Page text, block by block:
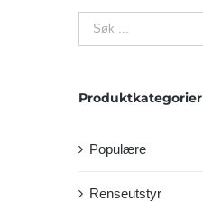
Produktkategorier
Populære
Renseutstyr